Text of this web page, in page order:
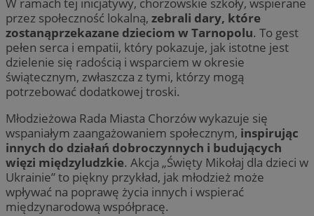
przez społeczność lokalną, zebrali dary, które
zostanąprzekazane dzieciom w Tarnopolu. To gest
pełen serca i empatii, który pokazuje, jak istotne jest
dzielenie się radością i wsparciem w okresie
świątecznym, zwłaszcza z tymi, którzy mogą
potrzebować dodatkowej troski.
Młodzieżowa Rada Miasta Chorzów wykazuje się
wspaniałym zaangażowaniem społecznym, inspirując
innych do działań dobroczynnych i budujących
więzi międzyludzkie. Akcja „Święty Mikołaj dla dzieci w
Ukrainie” to piękny przykład, jak młodzież może
wpływać na poprawę życia innych i wspierać
międzynarodową współpracę.